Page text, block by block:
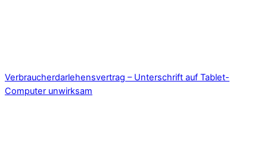
Verbraucherdarlehensvertrag – Unterschrift auf Tablet-
Computer unwirksam